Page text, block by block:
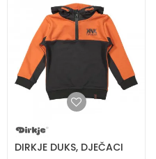
DIRKJE DUKS, DJEČACI